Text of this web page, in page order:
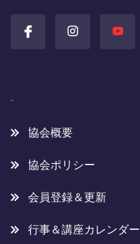
協会概要
協会ポリシー
会員登録＆更新
行事＆講座カレンダー